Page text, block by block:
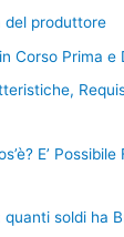
del produttore
Corso Prima e
E’
soldi ha